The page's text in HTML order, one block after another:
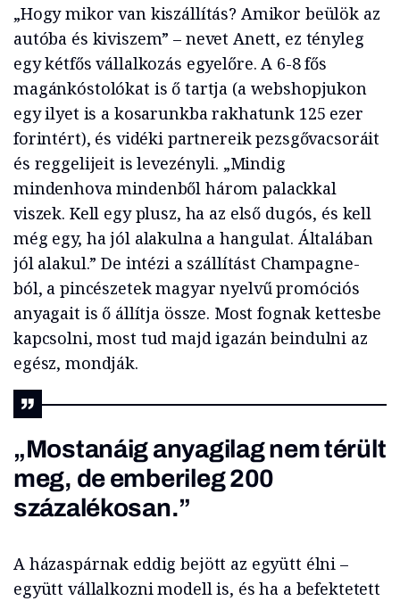
„Hogy mikor van kiszállítás? Amikor beülök az
autóba és kiviszem” – nevet Anett, ez tényleg
egy kétfős vállalkozás egyelőre. A 6-8 fős
magánkóstolókat is ő tartja (a webshopjukon
egy ilyet is a kosarunkba rakhatunk 125 ezer
forintért), és vidéki partnereik pezsgővacsoráit
és reggelijeit is levezényli. „Mindig
mindenhova mindenből három palackkal
viszek. Kell egy plusz, ha az első dugós, és kell
még egy, ha jól alakulna a hangulat. Általában
jól alakul.” De intézi a szállítást Champagne-
ból, a pincészetek magyar nyelvű promóciós
anyagait is ő állítja össze. Most fognak kettesbe
kapcsolni, most tud majd igazán beindulni az
egész, mondják.
„Mostanáig anyagilag nem térült
meg, de emberileg 200
százalékosan.”
A házaspárnak eddig bejött az együtt élni –
együtt vállalkozni modell is, és ha a befektetett